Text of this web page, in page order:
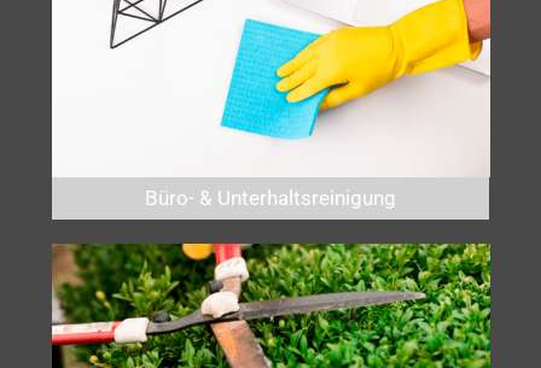
Büro- & Unterhaltsreinigung